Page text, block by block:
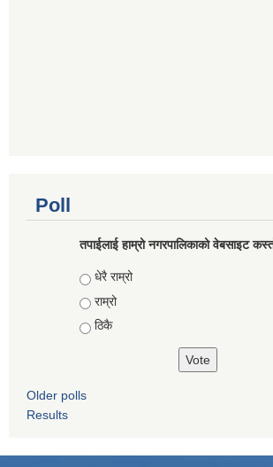
Poll
तपाईलाई हाम्रो नगरपालिकाको वेबसाइट
Choices
धेरै राम्रो
राम्रो
ठिकै
Older polls
Results